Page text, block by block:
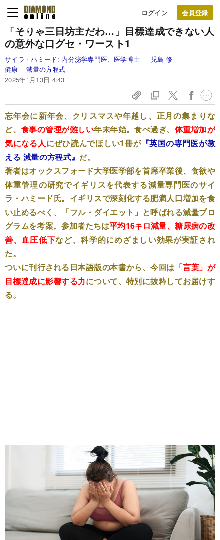
ログイン
「そりゃ三日坊主だわ…」目標達成できない人
の意外な口グセ・ワースト1
サイラ・ハミード: 内分泌学専門医、医学博士
児島 修
健康
減量の方程式
2025年1月13日 4:43
忘年会に新年会、クリスマスや年越し、正月の集まりな
ど、 食事の管理が難しい年末年始。食べ過ぎ、 体重増加が
気になる人にぜひ読んでほしい1冊が『英国の専門医が教
える 減量の方程式』 だ。
著者はオックスフォード大学医学部を首席卒業後、食欲や
体重管理の研究でイギリスを代表する減量専門医のサイ
ラ・ハミード氏。イギリスで深刻化する肥満人口増加を食
い止めるべく、「フル・ダイエット」と呼ばれる減量プロ
グラムを考案。参加者たちは平均16キロ減量、糖尿病の改
善、血圧低下など、科学的にめざましい効果が実証され
た。
ついに刊行される日本語版の本書から、今回は 「言葉」が
目標達成に影響する力について、特別に抜粋してお届けす
る。